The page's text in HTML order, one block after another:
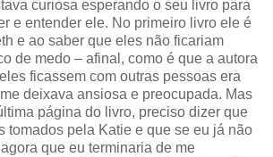
curiosa esperando o seu livro para
e entender ele. No primeiro livro ele é
e ao saber que eles não ficariam
de medo – afinal, como é que a autora
ficassem com outras pessoas era
deixava ansiosa e preocupada. Mas
página do livro, preciso dizer que
tomados pela Katie e que se eu já não
que eu terminaria de me